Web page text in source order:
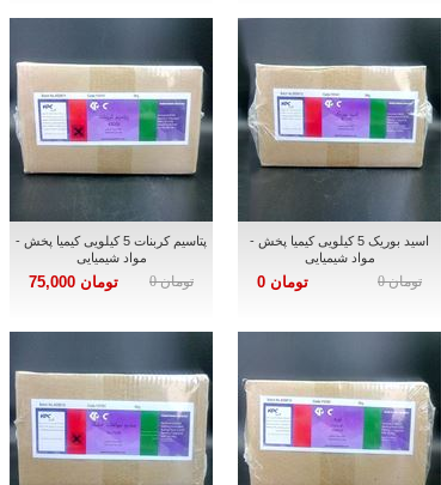
اسید بوریک 5 کیلویی کیمیا پخش -
مواد شیمیایی
تومان 0 تومان 0
پتاسیم کربنات 5 کیلویی کیمیا پخش -
مواد شیمیایی
تومان 0 تومان 75,000